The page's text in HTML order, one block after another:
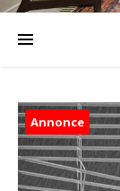
Annonce